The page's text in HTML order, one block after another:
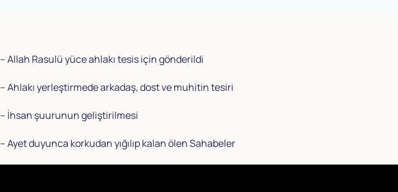
– Allah Rasulü yüce ahlakı tesis için gönderildi
– Ahlakı yerleştirmede arkadaş, dost ve muhitin tesiri
– İhsan şuurunun geliştirilmesi
– Ayet duyunca korkudan yığılıp kalan ölen Sahabeler